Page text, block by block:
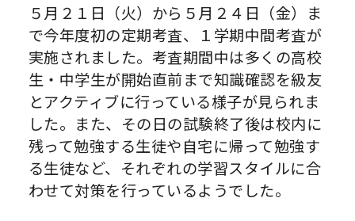
５月２１日（火）から５月２４日（金）ま
で今年度初の定期考査、１学期中間考査が
実施されました。考査期間中は多くの高校
生・中学生が開始直前まで知識確認を級友
とアクティブに行っている様子が見られま
した。また、その日の試験終了後は校内に
残って勉強する生徒や自宅に帰って勉強す
る生徒など、それぞれの学習スタイルに合
わせて対策を行っているようでした。